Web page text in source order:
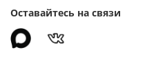
Оставайтесь на связи